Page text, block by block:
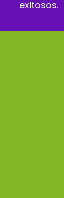
exitosos.